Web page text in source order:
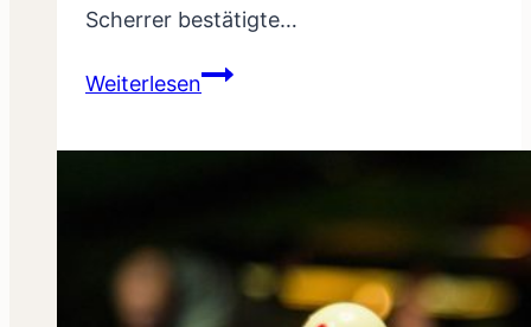
Scherrer bestätigte…
WeiterlesenSelina
Titel
im